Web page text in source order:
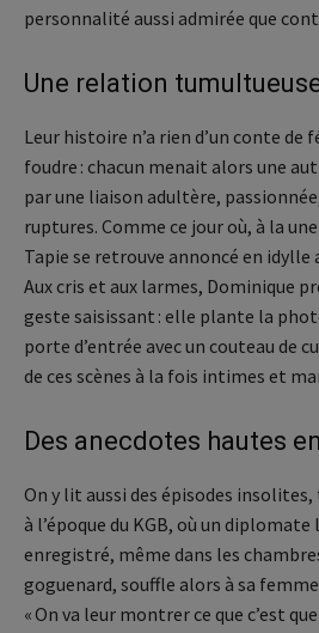
personnalité aussi admirée que
Une relation
Leur histoire n’a rien d’un conte de
foudre : chacun menait alors une
par une liaison adultère,
ruptures. Comme ce jour où, à la
Tapie se retrouve annoncé en idylle
Aux cris et aux larmes, Dominique
geste saisissant : elle plante la
porte d’entrée avec un couteau de
de ces scènes à la fois intimes et
Des anecdotes hautes
On y lit aussi des épisodes insolites,
à l’époque du KGB, où un
enregistré, même dans les
goguenard, souffle alors à sa
« On va leur montrer ce que c’est